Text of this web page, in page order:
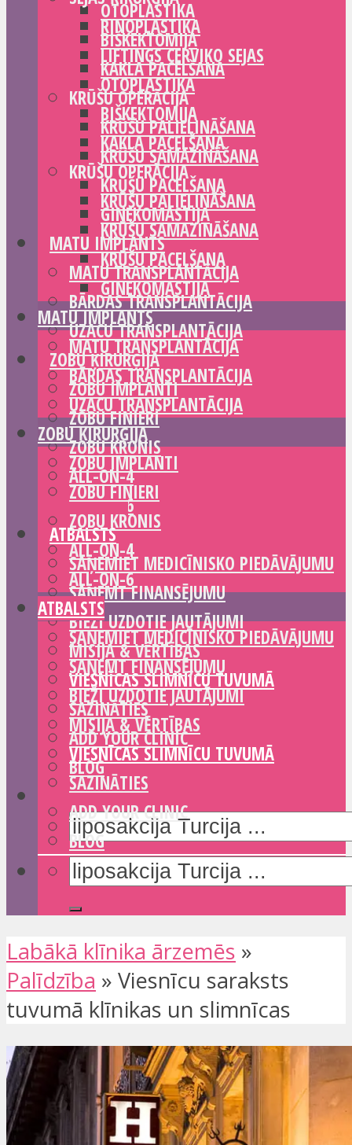
OTOPLASTIKA
BIŠKEKTOMIJA
KAKLA PACELŠANA
KRŪŠU OPERĀCIJA
KRŪŠU PALIELINĀŠANA
KRŪŠU SAMAZINĀŠANA
KRŪŠU PACELŠANA
GINEKOMASTIJA
MATU IMPLANTS
MATU TRANSPLANTĀCIJA
BĀRDAS TRANSPLANTĀCIJA
UZACU TRANSPLANTĀCIJA
ZOBU ĶIRURĢIJA
ZOBU IMPLANTI
ZOBU FINIERI
ZOBU KRONIS
ALL-ON-4
ALL-ON-6
ATBALSTS
SAŅEMIET MEDICĪNISKO PIEDĀVĀJUMU
SAŅEMT FINANSĒJUMU
BIEŽI UZDOTIE JAUTĀJUMI
MISIJA & VĒRTĪBAS
VIESNĪCAS SLIMNĪCU TUVUMĀ
SAZINĀTIES
ADD YOUR CLINIC
BLOG
RINOPLASTIKA
LIFTINGS CERVIKO SEJAS
OTOPLASTIKA
BIŠKEKTOMIJA
KAKLA PACELŠANA
KRŪŠU OPERĀCIJA
KRŪŠU PALIELINĀŠANA
KRŪŠU SAMAZINĀŠANA
KRŪŠU PACELŠANA
GINEKOMASTIJA
MATU IMPLANTS
MATU TRANSPLANTĀCIJA
BĀRDAS TRANSPLANTĀCIJA
UZACU TRANSPLANTĀCIJA
ZOBU ĶIRURĢIJA
ZOBU IMPLANTI
ZOBU FINIERI
ZOBU KRONIS
ALL-ON-4
ALL-ON-6
ATBALSTS
SAŅEMIET MEDICĪNISKO PIEDĀVĀJUMU
SAŅEMT FINANSĒJUMU
BIEŽI UZDOTIE JAUTĀJUMI
MISIJA & VĒRTĪBAS
VIESNĪCAS SLIMNĪCU TUVUMĀ
SAZINĀTIES
ADD YOUR CLINIC
BLOG
Labākā klīnika ārzemēs »
Palīdzība » Viesnīcu saraksts
tuvumā klīnikas un slimnīcas